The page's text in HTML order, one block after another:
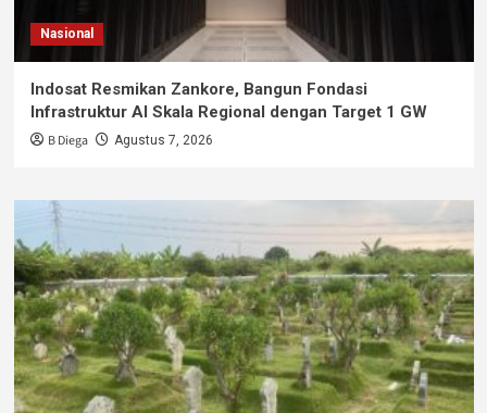
Nasional
Indosat Resmikan Zankore, Bangun Fondasi
Infrastruktur AI Skala Regional dengan Target 1 GW
B Diega Agustus 7, 2026